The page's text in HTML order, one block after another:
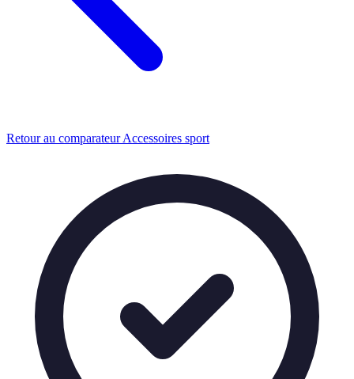
Retour au comparateur Accessoires sport